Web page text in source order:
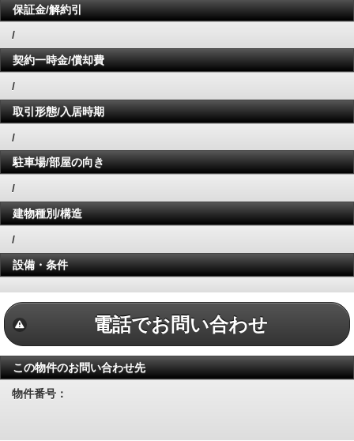
保証金/解約引
/
契約一時金/償却費
/
取引形態/入居時期
/
駐車場/部屋の向き
/
建物種別/構造
/
設備・条件
電話でお問い合わせ
この物件のお問い合わせ先
物件番号：